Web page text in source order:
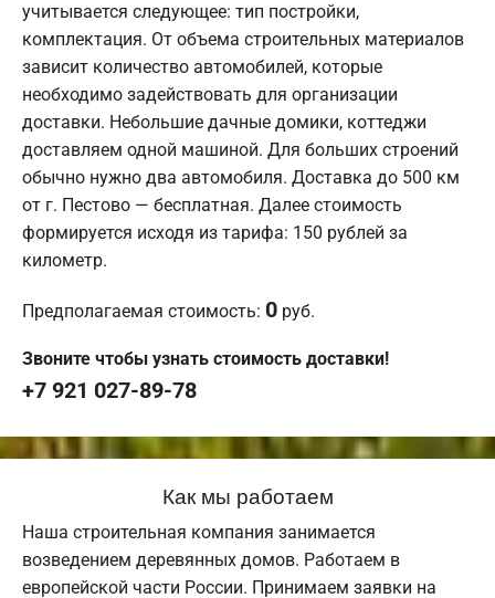
учитывается следующее: тип постройки,
комплектация. От объема строительных материалов
зависит количество автомобилей, которые
необходимо задействовать для организации
доставки. Небольшие дачные домики, коттеджи
доставляем одной машиной. Для больших строений
обычно нужно два автомобиля. Доставка до 500 км
от г. Пестово — бесплатная. Далее стоимость
формируется исходя из тарифа: 150 рублей за
километр.
Предполагаемая стоимость: 0 руб.
Звоните чтобы узнать стоимость доставки!
+7 921 027-89-78
Как мы работаем
Наша строительная компания занимается
возведением деревянных домов. Работаем в
европейской части России. Принимаем заявки на